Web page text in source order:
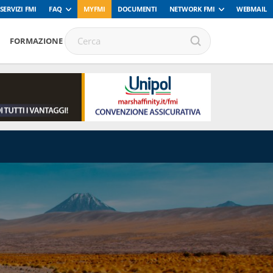
SERVIZI FMI FAQ MYFMI DOCUMENTI NETWORK FMI WEBMAIL
FORMAZIONE